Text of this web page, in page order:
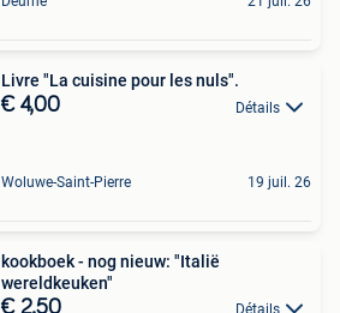
Livre "La cuisine pour les nuls".
€ 4,00 Détails
Woluwe-Saint-Pierre 19 juil. 26
kookboek - nog nieuw: "Italië
wereldkeuken"
€ 2,50 Détails